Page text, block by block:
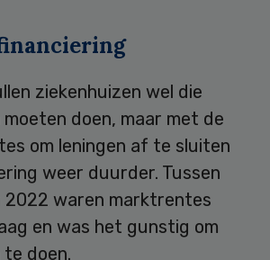
ziekenhuizen wel die
doen, maar met de
om leningen af te sluiten
weer duurder. Tussen
2022 waren marktrentes
en was het gunstig om
doen.